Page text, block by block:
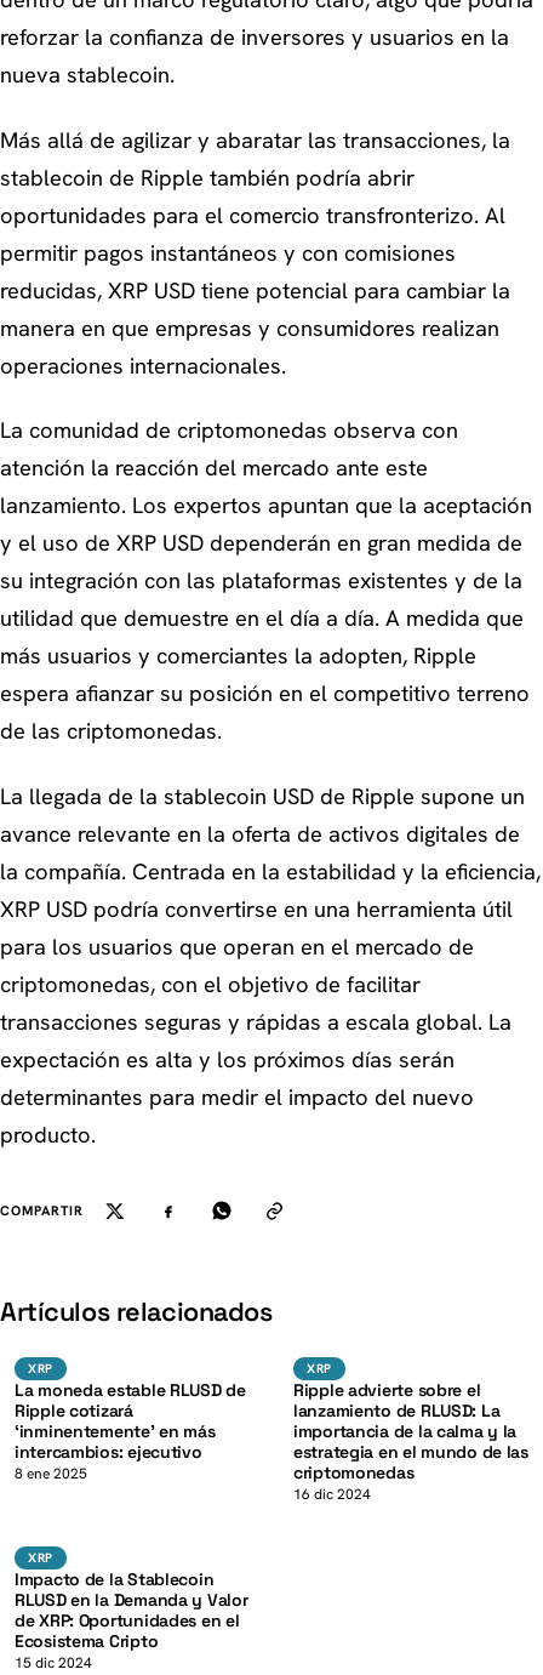
reforzar la confianza de inversores y usuarios en la
nueva stablecoin.
Más allá de agilizar y abaratar las transacciones, la
stablecoin de Ripple también podría abrir
oportunidades para el comercio transfronterizo. Al
permitir pagos instantáneos y con comisiones
reducidas, XRP USD tiene potencial para cambiar la
manera en que empresas y consumidores realizan
operaciones internacionales.
La comunidad de criptomonedas observa con
atención la reacción del mercado ante este
lanzamiento. Los expertos apuntan que la aceptación
y el uso de XRP USD dependerán en gran medida de
su integración con las plataformas existentes y de la
utilidad que demuestre en el día a día. A medida que
más usuarios y comerciantes la adopten, Ripple
espera afianzar su posición en el competitivo terreno
de las criptomonedas.
La llegada de la stablecoin USD de Ripple supone un
avance relevante en la oferta de activos digitales de
la compañía. Centrada en la estabilidad y la eficiencia,
XRP USD podría convertirse en una herramienta útil
para los usuarios que operan en el mercado de
criptomonedas, con el objetivo de facilitar
transacciones seguras y rápidas a escala global. La
expectación es alta y los próximos días serán
determinantes para medir el impacto del nuevo
producto.
COMPARTIR
Artículos relacionados
XRP K
XRP
La moneda estable RLUSD de
Ripple cotizará
‘inminentemente’ en más
intercambios: ejecutivo
8 ene 2025
XRP
XRP
Ripple advierte sobre el
lanzamiento de RLUSD: La
importancia de la calma y la
estrategia en el mundo de las
criptomonedas
16 dic 2024
XRP K
XRP
Impacto de la Stablecoin
RLUSD en la Demanda y Valor
de XRP: Oportunidades en el
Ecosistema Cripto
15 dic 2024